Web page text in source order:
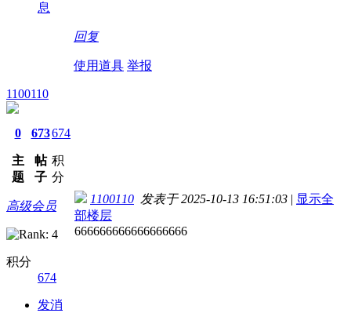
息
回复
使用道具 举报
1100110
0
主
题
673
帖
子
674
积
分
高级会员
积分
674
发消
1100110 发表于 2025-10-13 16:51:03 | 显示全
部楼层
666666666666666666